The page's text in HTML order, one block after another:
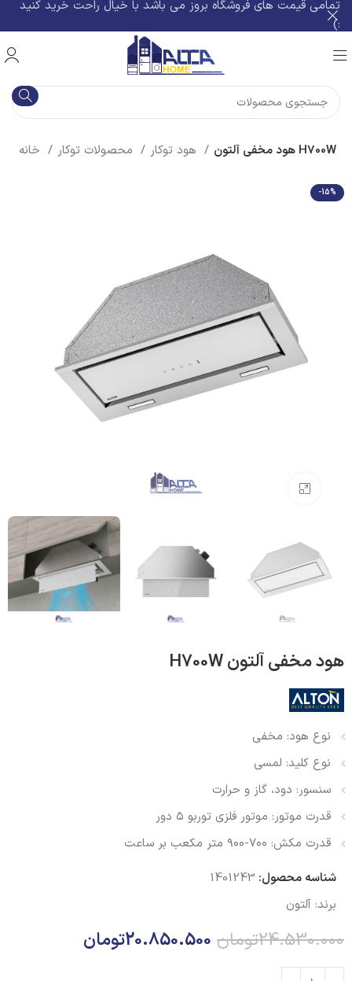
هود مخفی آلتون H700W
-15%
هود مخفی آلتون H700W
نوع هود: مخفی
نوع کلید: لمسی
سنسور: دود، گاز و حرارت
قدرت موتور: موتور فلزی توربو ۵ دور
قدرت مکش: ۷۰۰-۹۰۰ متر مکعب بر ساعت
شناسه محصول: 1401243
برند: آلتون
24.530.000تومان 20.850.500تومان
تمامی قیمت های فروشگاه بروز می باشد با خیال راحت خرید کنید
:)